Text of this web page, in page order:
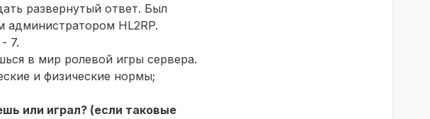
развернутый ответ. Был
HL2RP.
- 7.
в мир ролевой игры сервера.
и физические нормы;
или играл? (если таковые